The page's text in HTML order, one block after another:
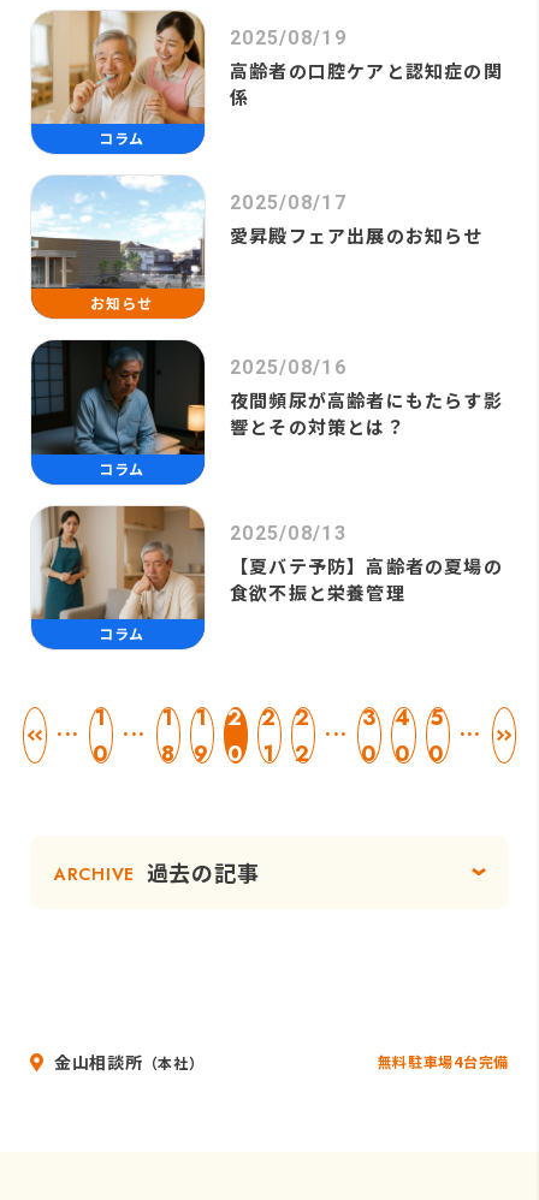
コラム
2025/08/19
高齢者の口腔ケアと認知症の関
係
お知らせ
2025/08/17
愛昇殿フェア出展のお知らせ
コラム
2025/08/16
夜間頻尿が高齢者にもたらす影
響とその対策とは？
コラム
2025/08/13
【夏バテ予防】高齢者の夏場の
食欲不振と栄養管理
... 1
0
... 1
8
1
9
2
0
2
1
2
2
... 3
0
4
0
5
0
...
ARCHIVE 過去の記事
金山相談所 （本社） 無料駐車場4台完備